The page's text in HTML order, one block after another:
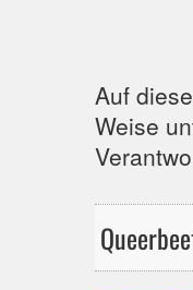
Auf
Weise